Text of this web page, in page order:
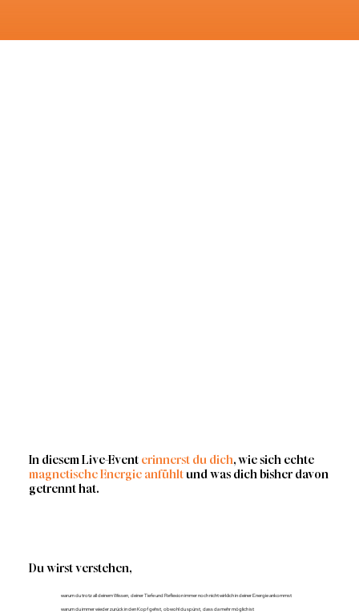
In diesem Live-Event erinnerst du dich, wie sich echte
magnetische Energie anfühltund was dich bisher davon
getrennt hat.
Du wirst verstehen,
warum du trotz all deinem Wissen, deiner Tiefe und Reflexion immer noch nicht wirklich in deiner Energie ankommst
warum du immer wieder zurück in den Kopf gehst, obwohl du spürst, dass da mehr möglich ist